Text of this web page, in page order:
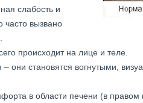
слабость и
часто вызвано
происходит на лице и теле.
они становятся вогнутыми,
в области печени (в правом